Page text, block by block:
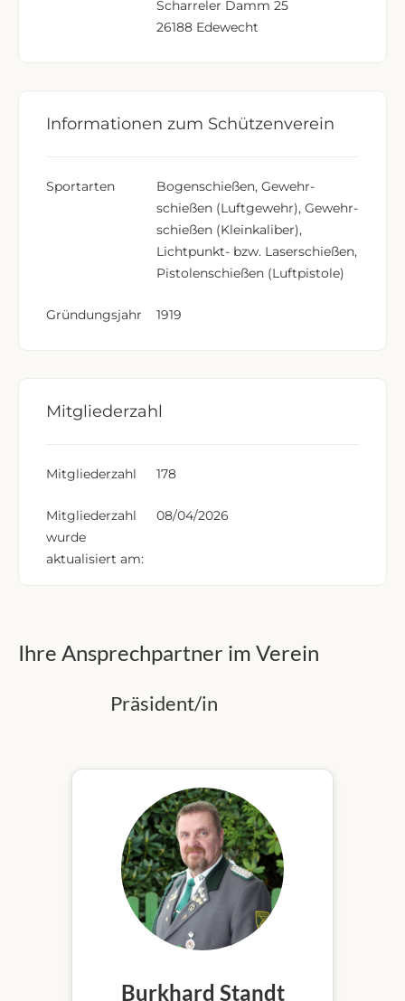
Scharreler Damm 25
26188 Edewecht
Informationen zum Schützenverein
Sportarten
Bogen­schießen, Gewehr­
schießen (Luftgewehr), Gewehr­
schießen (Kleinkaliber),
Lichtpunkt- bzw. Laser­schießen,
Pistolen­schießen (Luftpistole)
Gründungsjahr 1919
Mitgliederzahl
Mitgliederzahl 178
Mitgliederzahl
wurde
aktualisiert am:
08/04/2026
Ihre Ansprechpartner im Verein
Präsident/in
Burkhard Standt